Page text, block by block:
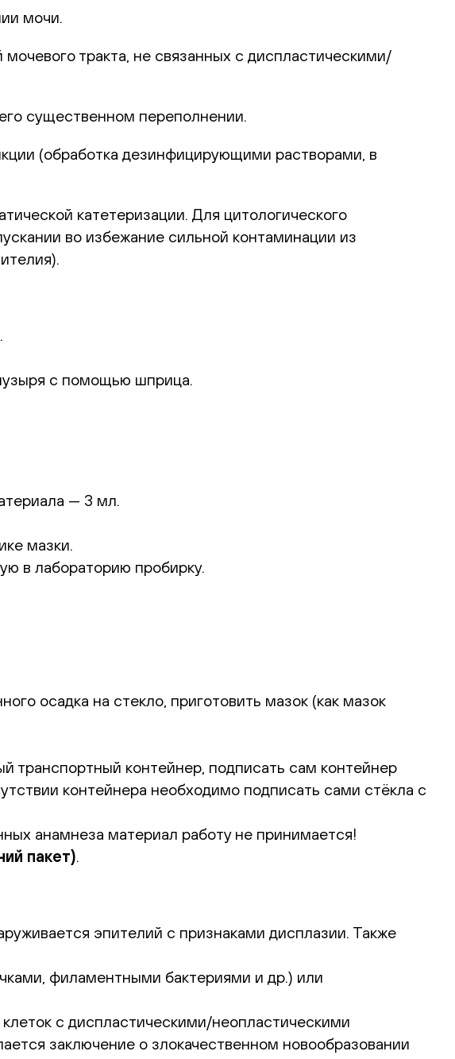
мочи.
тракта, не связанных с диспластическими/
существенном переполнении.
(обработка дезинфицирующими растворами, в
катетеризации. Для цитологического
во избежание сильной контаминации из
с помощью шприца.
— 3 мл.
мазки.
в лабораторию пробирку.
осадка на стекло, приготовить мазок (как мазок
транспортный контейнер, подписать сам контейнер
контейнера необходимо подписать сами стёкла с
анамнеза материал работу не принимается!
пакет)
эпителий с признаками дисплазии. Также
филаментными бактериями и др.) или
с диспластическими/неопластическими
заключение о злокачественном новообразовании